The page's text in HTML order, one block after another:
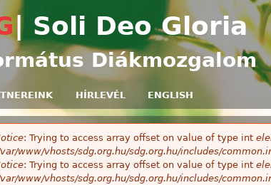
| Soli Deo Gloria
Diákmozgalom
HÍRLEVÉL ENGLISH
: Trying to access array offset on value of type int
www/vhosts/sdg.org.hu/sdg.org.hu/includes/
: Trying to access array offset on value of type int
www/vhosts/sdg.org.hu/sdg.org.hu/includes/